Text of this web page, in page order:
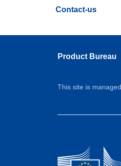
Contact-us
Product Bureau
This site is